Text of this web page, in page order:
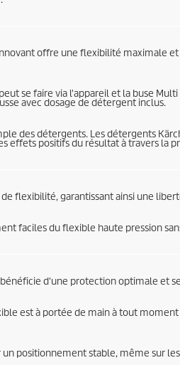
offre une flexibilité maximale
se faire via l'appareil et la buse
avec dosage de détergent inclus.
des détergents. Les détergents
effets positifs du résultat à travers la
flexibilité, garantissant ainsi une
faciles du flexible haute pression
d'une protection optimale et
est à portée de main à tout
positionnement stable, même sur